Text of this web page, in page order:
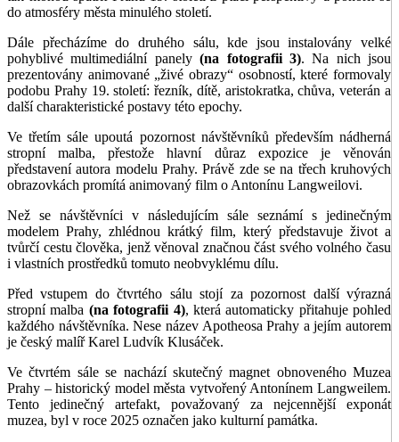
do atmosféry města minulého století.
Dále přecházíme do druhého sálu, kde jsou instalovány velké
pohyblivé multimediální panely(na fotografii 3). Na nich jsou
prezentovány animované „živé obrazy“ osobností, které formovaly
podobu Prahy 19. století: řezník, dítě, aristokratka, chůva, veterán a
další charakteristické postavy této epochy.
Ve třetím sále upoutá pozornost návštěvníků především nádherná
stropní malba, přestože hlavní důraz expozice je věnován
představení autora modelu Prahy. Právě zde se na třech kruhových
obrazovkách promítá animovaný film o Antonínu Langweilovi.
Než se návštěvníci v následujícím sále seznámí s jedinečným
modelem Prahy, zhlédnou krátký film, který představuje život a
tvůrčí cestu člověka, jenž věnoval značnou část svého volného času
i vlastních prostředků tomuto neobvyklému dílu.
Před vstupem do čtvrtého sálu stojí za pozornost další výrazná
stropní malba (na fotografii 4), která automaticky přitahuje pohled
každého návštěvníka. Nese název Apotheosa Prahy a jejím autorem
je český malíř Karel Ludvík Klusáček.
Ve čtvrtém sále se nachází skutečný magnet obnoveného Muzea
Prahy – historický model města vytvořený Antonínem Langweilem.
Tento jedinečný artefakt, považovaný za nejcennější exponát
muzea, byl v roce 2025 označen jako kulturní památka.